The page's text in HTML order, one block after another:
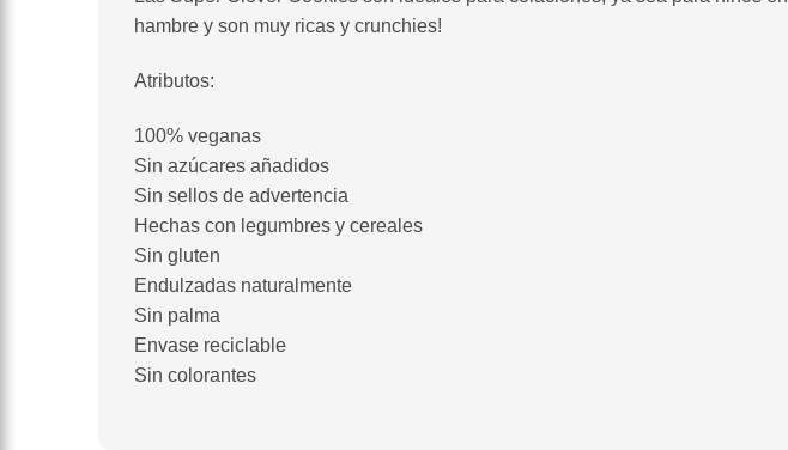
hambre y son muy ricas y crunchies!
Atributos:
100% veganas
Sin azúcares añadidos
Sin sellos de advertencia
Hechas con legumbres y cereales
Sin gluten
Endulzadas naturalmente
Sin palma
Envase reciclable
Sin colorantes